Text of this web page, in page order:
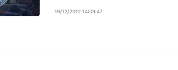
19/12/2012 14:09:47